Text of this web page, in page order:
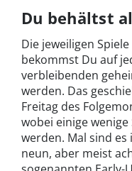
Du behältst
Die jeweiligen
bekommst Du auf
verbleibenden
werden. Das
Freitag des
wobei einige
werden. Mal sind es
neun, aber meist